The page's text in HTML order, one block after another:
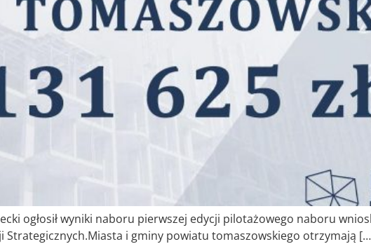
ogłosił wyniki naboru pierwszej edycji pilotażowego naboru
Strategicznych.Miasta i gminy powiatu tomaszowskiego otrzymają